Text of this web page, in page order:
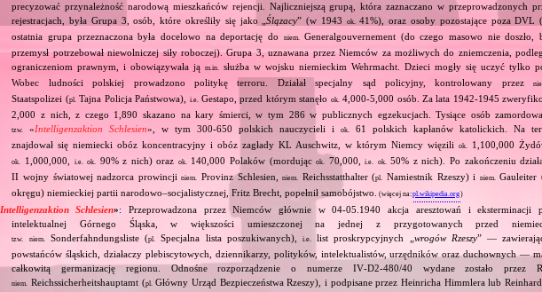
precyzować przynależność narodową mieszkańców rejencji. Najliczniejszą grupą, która zaznaczano w przeprowadzonych
rejestracjach, była Grupa 3, osób, które określiły się jako „Ślązacy” (w 1943 ok. 41%), oraz osoby pozostające poza DVL
ostatnia grupa przeznaczona była docelowo na deportację do
niem.
Generalgouvernement (do czego masowo nie doszło,
przemysł potrzebował niewolniczej siły roboczej). Grupa 3, uznawana przez Niemców za możliwych do zniemczenia,
ograniczeniom prawnym, i obowiązywała jąm.in. służba w wojsku niemieckim Wehrmacht. Dzieci mogły się uczyć tylko
Wobec ludności polskiej prowadzono politykę terroru. Działał specjalny sąd policyjny, kontrolowany przez
Staatspolizei (pl. Tajna Policja Państwowa), i.e. Gestapo, przed którym stanęło ok. 4,000‐5,000 osób. Za lata 1942‐1945
2,000 z nich, z czego 1,890 skazano na kary śmierci, w tym 286 w publicznych egzekucjach. Tysiące osób
tzw. «Intelligenzaktion Schlesien», w tym 300‐650 polskich nauczycieli i ok.
61 polskich kapłanów katolickich. Na
znajdował się niemiecki obóz koncentracyjny i obóz zagłady KL Auschwitz, w którym Niemcy więzili
ok. 1,100,000
ok. 1,000,000, i.e. ok. 90% z nich) oraz ok. 140,000 Polaków (mordującok. 70,000,i.e. ok. 50% z nich). Po zakończeniu
II wojny światowej nadzorca prowincjiniem. Provinz Schlesien,niem. Reichsstatthalter (pl. Namiestnik Rzeszy) i niem. Gauleiter
okręgu) niemieckiej partii narodowo–socjalistycznej, Fritz Brecht, popełnił samobójstwo.
(więcej na:pl.wikipedia.org)
Intelligenzaktion Schlesien»: Przeprowadzona przez Niemców głównie w 04‐05.1940 akcja aresztowań i eksterminacji
intelektualnej Górnego Śląska, w większości umieszczonej na jednej z przygotowanych przed
tzw. niem. Sonderfahndungsliste (pl. Specjalna lista poszukiwanych),i.e. list proskrypcyjnych „ wrogów Rzeszy” —
powstańców śląskich, działaczy plebiscytowych, dziennikarzy, polityków, intelektualistów, urzędników oraz duchownych —
całkowitą germanizację regionu. Odnośne rozporządzenie o numerze IV‐D2‐480/40 wydane zostało przez
niem. Reichssicherheitshauptamt (pl. Główny Urząd Bezpieczeństwa Rzeszy), i podpisane przez Heinricha Himmlera lub